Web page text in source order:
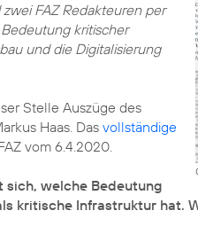
FAZ Redakteuren per
kritischer
und die Digitalisierung
Stelle Auszüge des
Haas. Das vollständige
vom 6.4.2020.
sich, welche Bedeutung
kritische Infrastruktur hat.